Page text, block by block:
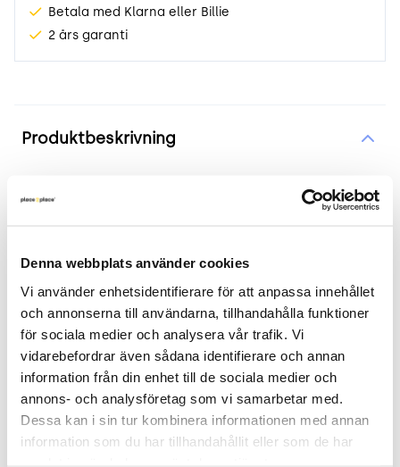
Denna webbplats använder cookies
Vi använder enhetsidentifierare för att anpassa innehållet
och annonserna till användarna, tillhandahålla funktioner
för sociala medier och analysera vår trafik. Vi
vidarebefordrar även sådana identifierare och annan
information från din enhet till de sociala medier och
annons- och analysföretag som vi samarbetar med.
Dessa kan i sin tur kombinera informationen med annan
information som du har tillhandahållit eller som de har
Betala med Klarna eller Billie
2 års garanti
Produktbeskrivning
Fåtölj Tinto från Offecct
Fåtölj Tinto för Offecct Interiör i ljusgrönt. Av
Claesson, Koivisto och Rune.
.
Bredd 73 cm
Djup 53 cm